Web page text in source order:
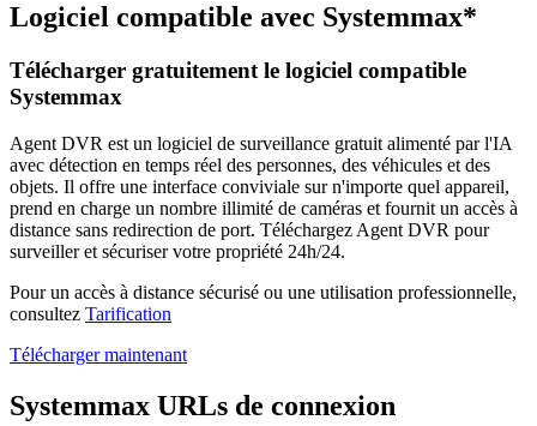
Logiciel compatible avec Systemmax*
Télécharger gratuitement le logiciel compatible
Systemmax
Agent DVR est un logiciel de surveillance gratuit alimenté par l'IA
avec détection en temps réel des personnes, des véhicules et des
objets. Il offre une interface conviviale sur n'importe quel appareil,
prend en charge un nombre illimité de caméras et fournit un accès à
distance sans redirection de port. Téléchargez Agent DVR pour
surveiller et sécuriser votre propriété 24h/24.
Pour un accès à distance sécurisé ou une utilisation professionnelle,
consultez Tarification
Télécharger maintenant
Systemmax URLs de connexion